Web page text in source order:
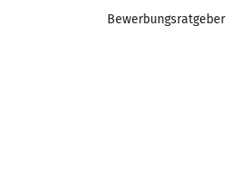
Bewerbungsratgeber